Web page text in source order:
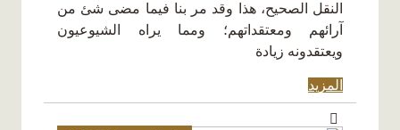
النقل الصحيح، هذا وقد مر بنا فيما مضى شئ من
آرائهم ومعتقداتهم؛ ومما يراه الشيوعيون
ويعتقدونه زيادة
المزيد